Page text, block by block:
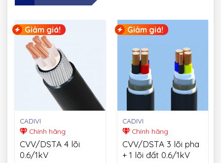
Giảm giá!
CADIVI
Chính hãng
CVV/DSTA 4 lõi
0.6/1kV
Giảm giá!
CADIVI
Chính hãng
CVV/DSTA 3 lõi pha
+ 1 lõi đất 0.6/1kV